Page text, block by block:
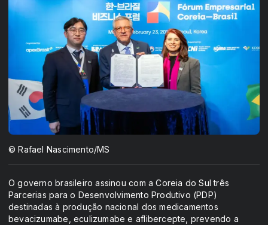
© Rafael Nascimento/MS
O governo brasileiro assinou com a Coreia do Sul três
Parcerias para o Desenvolvimento Produtivo (PDP)
destinadas à produção nacional dos medicamentos
bevacizumabe, eculizumabe e aflibercepte, prevendo a